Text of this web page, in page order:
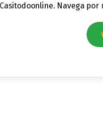
Navega